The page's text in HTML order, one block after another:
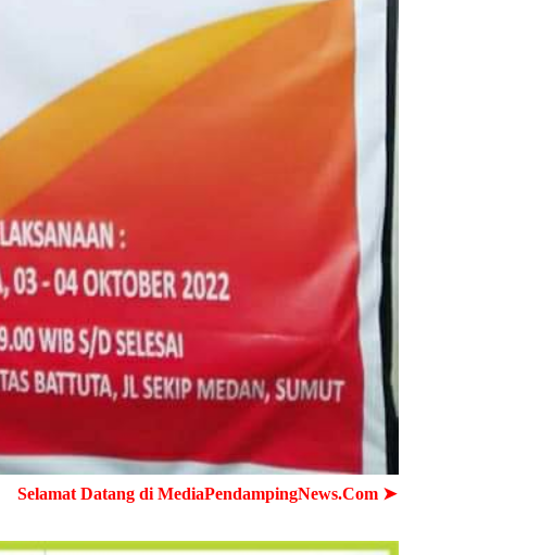
di MediaPendampingNews.Com ➤ Cepat - Akurat - Terpercaya ➤